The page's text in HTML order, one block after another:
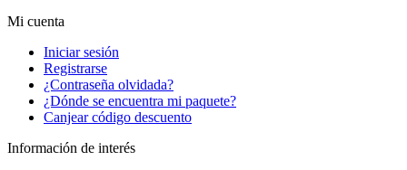
Mi cuenta
Iniciar sesión
Registrarse
¿Contraseña olvidada?
¿Dónde se encuentra mi paquete?
Canjear código descuento
Información de interés